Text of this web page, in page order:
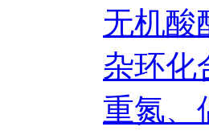
无机酸
杂环化
重氮、